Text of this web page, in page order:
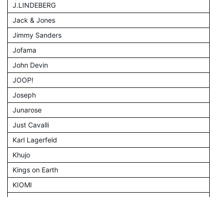
J.LINDEBERG
Jack & Jones
Jimmy Sanders
Jofama
John Devin
JOOP!
Joseph
Junarose
Just Cavalli
Karl Lagerfeld
Khujo
Kings on Earth
KIOMI